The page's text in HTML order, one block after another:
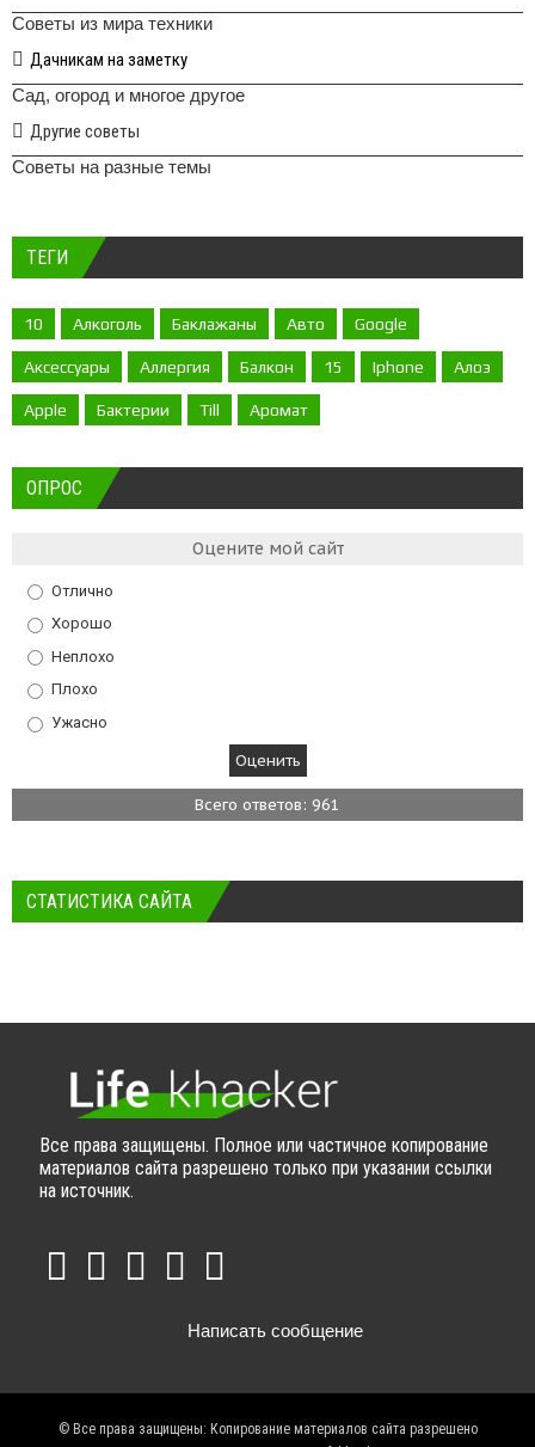
Советы из мира техники
Дачникам на заметку
Сад, огород и многое другое
Другие советы
Советы на разные темы
ТЕГИ
10 Алкоголь Баклажаны Авто Google
Аксессуары Аллергия Балкон 15 Iphone Алоэ
Apple Бактерии Till Аромат
ОПРОС
Оцените мой сайт
Отлично
Хорошо
Неплохо
Плохо
Ужасно
Всего ответов: 961
СТАТИСТИКА САЙТА
Все права защищены. Полное или частичное копирование
материалов сайта разрешено только при указании ссылки
на источник.
Написать сообщение
© Все права защищены: Копирование материалов сайта разрешено